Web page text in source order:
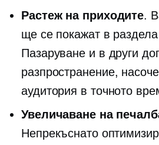
Растеж на приходите.
ще се покажат в
Пазаруване и в други
разпространение,
аудитория в точното
Увеличаване на
Непрекъснато